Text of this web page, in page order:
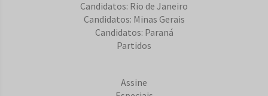
Candidatos: Rio de Janeiro
Candidatos: Minas Gerais
Candidatos: Paraná
Partidos
Assine